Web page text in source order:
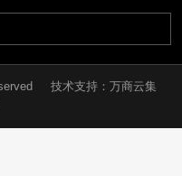
技术支持： 万商云集